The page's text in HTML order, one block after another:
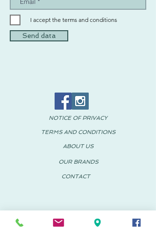
I accept the terms and conditions
Send data
© 2018 PACHUS Spain-Mexico
NOTICE OF PRIVACY
TERMS AND CONDITIONS
ABOUT US
OUR BRANDS
CONTACT